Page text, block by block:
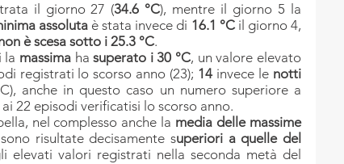
il giorno 27 (34.6 °C), mentre il giorno 5 la
assoluta è stata invece di 16.1 °C il giorno 4,
è scesa sotto i 25.3 °C.
la massima ha superato i 30 °C, un valore elevato
registrati lo scorso anno (23); 14 invece le notti
anche in questo caso un numero superiore a
22 episodi verificatisi lo scorso anno.
nel complesso anche la media delle massime
sono risultate decisamente superiori a quelle del
elevati valori registrati nella seconda metà del